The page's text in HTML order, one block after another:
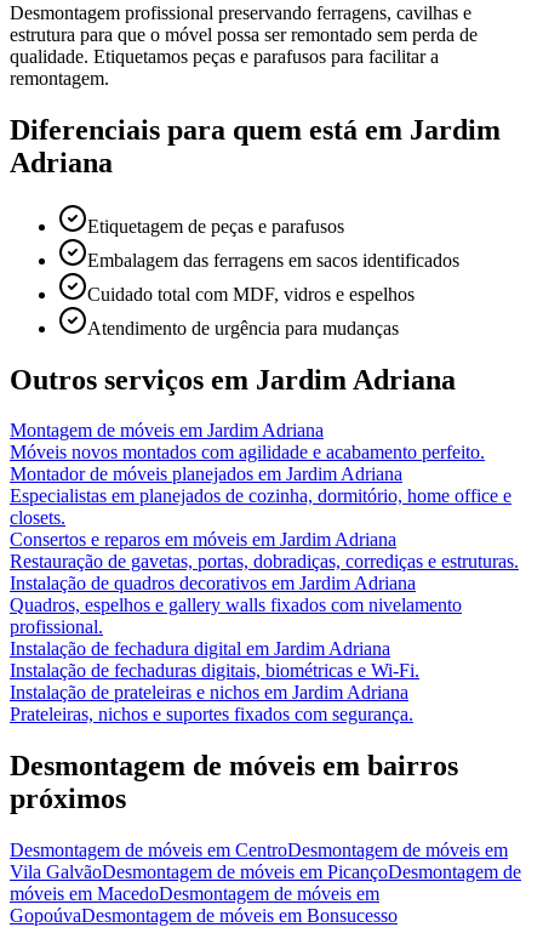
Desmontagem profissional preservando ferragens, cavilhas e
estrutura para que o móvel possa ser remontado sem perda de
qualidade. Etiquetamos peças e parafusos para facilitar a
remontagem.
Diferenciais para quem está em Jardim
Adriana
Etiquetagem de peças e parafusos
Embalagem das ferragens em sacos identificados
Cuidado total com MDF, vidros e espelhos
Atendimento de urgência para mudanças
Outros serviços em Jardim Adriana
Montagem de móveis em Jardim Adriana
Móveis novos montados com agilidade e acabamento perfeito.
Montador de móveis planejados em Jardim Adriana
Especialistas em planejados de cozinha, dormitório, home office e
closets.
Consertos e reparos em móveis em Jardim Adriana
Restauração de gavetas, portas, dobradiças, corrediças e estruturas.
Instalação de quadros decorativos em Jardim Adriana
Quadros, espelhos e gallery walls fixados com nivelamento
profissional.
Instalação de fechadura digital em Jardim Adriana
Instalação de fechaduras digitais, biométricas e Wi-Fi.
Instalação de prateleiras e nichos em Jardim Adriana
Prateleiras, nichos e suportes fixados com segurança.
Desmontagem de móveis em bairros
próximos
Desmontagem de móveis em CentroDesmontagem de móveis em
Vila GalvãoDesmontagem de móveis em PicançoDesmontagem de
móveis em MacedoDesmontagem de móveis em
GopoúvaDesmontagem de móveis em Bonsucesso